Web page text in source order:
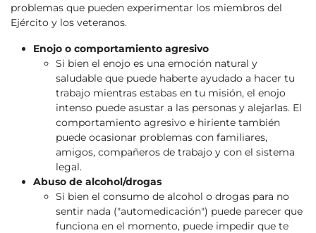
problemas que pueden experimentar los miembros del
Ejército y los veteranos.
Enojo o comportamiento agresivo
Si bien el enojo es una emoción natural y
saludable que puede haberte ayudado a hacer tu
trabajo mientras estabas en tu misión, el enojo
intenso puede asustar a las personas y alejarlas. El
comportamiento agresivo e hiriente también
puede ocasionar problemas con familiares,
amigos, compañeros de trabajo y con el sistema
legal.
Abuso de alcohol/drogas
Si bien el consumo de alcohol o drogas para no
sentir nada ("automedicación") puede parecer que
funciona en el momento, puede impedir que te